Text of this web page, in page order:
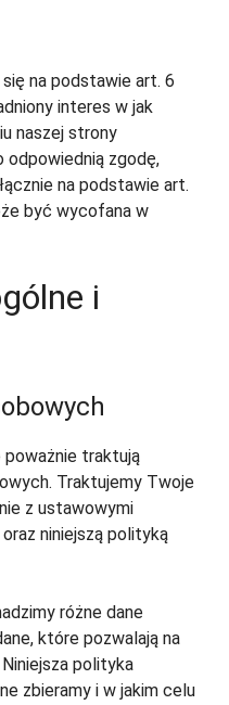
na podstawie art. 6
interes w jak
naszej strony
zgodę,
na podstawie art.
być wycofana w
i
traktują
Traktujemy Twoje
z ustawowymi
niniejszą polityką
różne dane
które pozwalają na
polityka
zbieramy i w jakim celu